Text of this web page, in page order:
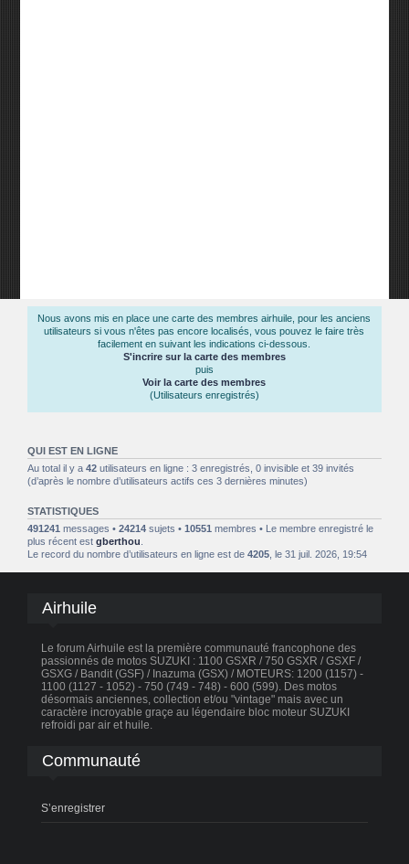
Nous avons mis en place une carte des membres airhuile, pour les anciens
utilisateurs si vous n'êtes pas encore localisés, vous pouvez le faire très
facilement en suivant les indications ci-dessous.
S'incrire sur la carte des membres
puis
Voir la carte des membres
(Utilisateurs enregistrés)
QUI EST EN LIGNE
Au total il y a42 utilisateurs en ligne : 3 enregistrés, 0 invisible et 39 invités
(d’après le nombre d’utilisateurs actifs ces 3 dernières minutes)
STATISTIQUES
491241 messages •24214 sujets •10551 membres • Le membre enregistré le
plus récent estgberthou
Le record du nombre d’utilisateurs en ligne est de4205 , le 31 juil. 2026, 19:54
Airhuile
Le forum Airhuile est la première communauté francophone des
passionnés de motos SUZUKI : 1100 GSXR / 750 GSXR / GSXF /
GSXG / Bandit (GSF) / Inazuma (GSX) / MOTEURS: 1200 (1157) -
1100 (1127 - 1052) - 750 (749 - 748) - 600 (599). Des motos
désormais anciennes, collection et/ou "vintage" mais avec un
caractère incroyable graçe au légendaire bloc moteur SUZUKI
refroidi par air et huile.
Communauté
S’enregistrer